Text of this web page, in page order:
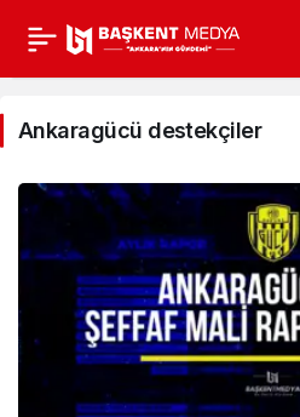
Ankaragücü
destekçiler
Haberleri
Ankaragücü destekçiler